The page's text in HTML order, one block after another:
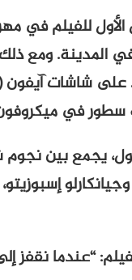
للفيلم في
ومع
شاشات آيفون
سطور في
يجمع بين نجوم
“عندما نقفز